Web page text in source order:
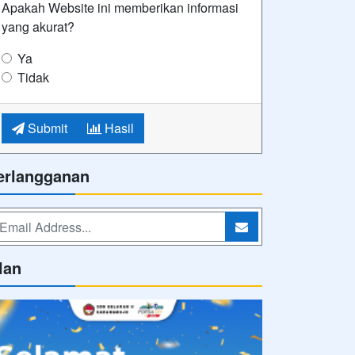
Apakah Website ini memberikan informasi
yang akurat?
Ya
Tidak
Submit Hasil